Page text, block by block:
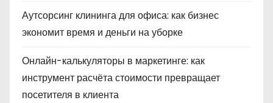
Аутсорсинг клининга для офиса: как бизнес
экономит время и деньги на уборке
Онлайн-калькуляторы в маркетинге: как
инструмент расчёта стоимости превращает
посетителя в клиента